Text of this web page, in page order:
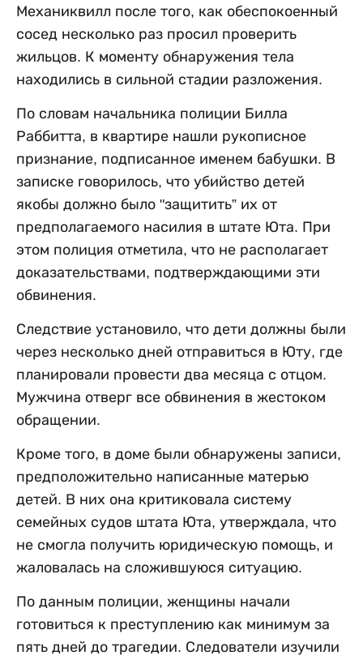
Механиквилл после того, как обеспокоенный
сосед несколько раз просил проверить
жильцов. К моменту обнаружения тела
находились в сильной стадии разложения.
По словам начальника полиции Билла
Раббитта, в квартире нашли рукописное
признание, подписанное именем бабушки. В
записке говорилось, что убийство детей
якобы должно было "защитить” их от
предполагаемого насилия в штате Юта. При
этом полиция отметила, что не располагает
доказательствами, подтверждающими эти
обвинения.
Следствие установило, что дети должны были
через несколько дней отправиться в Юту, где
планировали провести два месяца с отцом.
Мужчина отверг все обвинения в жестоком
обращении.
Кроме того, в доме были обнаружены записи,
предположительно написанные матерью
детей. В них она критиковала систему
семейных судов штата Юта, утверждала, что
не смогла получить юридическую помощь, и
жаловалась на сложившуюся ситуацию.
По данным полиции, женщины начали
готовиться к преступлению как минимум за
пять дней до трагедии. Следователи изучили